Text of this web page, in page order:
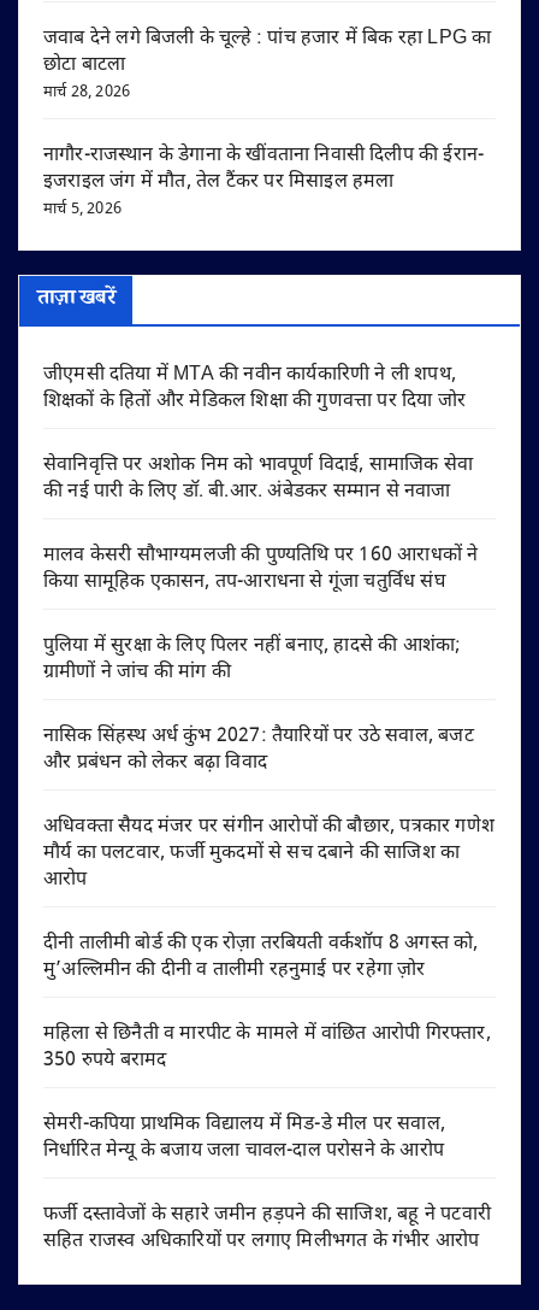
जवाब देने लगे बिजली के चूल्हे : पांच हजार में बिक रहा LPG का
छोटा बाटला
मार्च 28, 2026
नागौर-राजस्थान के डेगाना के खींवताना निवासी दिलीप की ईरान-
इजराइल जंग में मौत, तेल टैंकर पर मिसाइल हमला
मार्च 5, 2026
ताज़ा खबरें
जीएमसी दतिया में MTA की नवीन कार्यकारिणी ने ली शपथ,
शिक्षकों के हितों और मेडिकल शिक्षा की गुणवत्ता पर दिया जोर
सेवानिवृत्ति पर अशोक निम को भावपूर्ण विदाई, सामाजिक सेवा
की नई पारी के लिए डॉ. बी.आर. अंबेडकर सम्मान से नवाजा
मालव केसरी सौभाग्यमलजी की पुण्यतिथि पर 160 आराधकों ने
किया सामूहिक एकासन, तप-आराधना से गूंजा चतुर्विध संघ
पुलिया में सुरक्षा के लिए पिलर नहीं बनाए, हादसे की आशंका;
ग्रामीणों ने जांच की मांग की
नासिक सिंहस्थ अर्ध कुंभ 2027: तैयारियों पर उठे सवाल, बजट
और प्रबंधन को लेकर बढ़ा विवाद
अधिवक्ता सैयद मंजर पर संगीन आरोपों की बौछार, पत्रकार गणेश
मौर्य का पलटवार, फर्जी मुकदमों से सच दबाने की साजिश का
आरोप
दीनी तालीमी बोर्ड की एक रोज़ा तरबियती वर्कशॉप 8 अगस्त को,
मु’अल्लिमीन की दीनी व तालीमी रहनुमाई पर रहेगा ज़ोर
महिला से छिनैती व मारपीट के मामले में वांछित आरोपी गिरफ्तार,
350 रुपये बरामद
सेमरी-कपिया प्राथमिक विद्यालय में मिड-डे मील पर सवाल,
निर्धारित मेन्यू के बजाय जला चावल-दाल परोसने के आरोप
फर्जी दस्तावेजों के सहारे जमीन हड़पने की साजिश, बहू ने पटवारी
सहित राजस्व अधिकारियों पर लगाए मिलीभगत के गंभीर आरोप